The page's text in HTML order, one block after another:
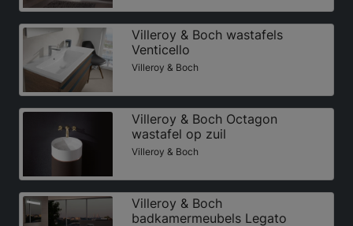
Villeroy & Boch wastafels
Venticello
Villeroy & Boch
Villeroy & Boch Octagon
wastafel op zuil
Villeroy & Boch
Villeroy & Boch
badkamermeubels Legato